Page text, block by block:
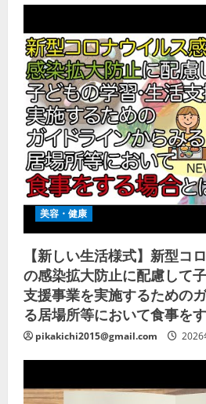
美容・健康
【新しい生活様式】新型コ
の感染拡大防止に配慮して
支援事業を実施するための
る居場所等において食事を
pikakichi2015@gmail.com 2026